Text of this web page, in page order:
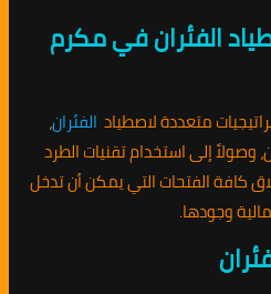
الفئران في مكرم
متعددة لاصطياد الفئران،
وصولاً إلى استخدام تقنيات الطرد
كافة الفتحات التي يمكن أن تدخل
وجودها.